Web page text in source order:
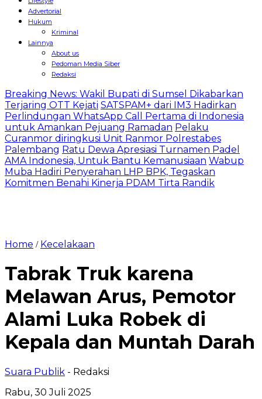
Advertorial
Hukum
Kriminal
Lainnya
About us
Pedoman Media Siber
Redaksi
Breaking News: Wakil Bupati di Sumsel Dikabarkan
Terjaring OTT Kejati SATSPAM+ dari IM3 Hadirkan
Perlindungan WhatsApp Call Pertama di Indonesia
untuk Amankan Pejuang Ramadan Pelaku
Curanmor diringkusi Unit Ranmor Polrestabes
Palembang Ratu Dewa Apresiasi Turnamen Padel
AMA Indonesia, Untuk Bantu Kemanusiaan Wabup
Muba Hadiri Penyerahan LHP BPK, Tegaskan
Komitmen Benahi Kinerja PDAM Tirta Randik
Home / Kecelakaan
Tabrak Truk karena
Melawan Arus, Pemotor
Alami Luka Robek di
Kepala dan Muntah Darah
Suara Publik - Redaksi
Rabu, 30 Juli 2025